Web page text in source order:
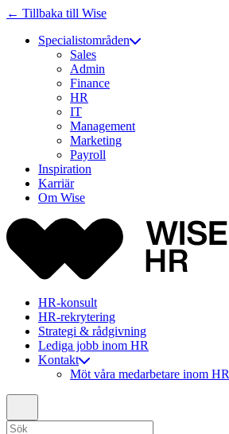
← Tillbaka till Wise
Specialistområden
Sales
Admin
Finance
HR
IT
Management
Marketing
Payroll
Inspiration
Karriär
Om Wise
HR-konsult
HR-rekrytering
Strategi & rådgivning
Lediga jobb inom HR
Kontakt
Möt våra medarbetare inom HR